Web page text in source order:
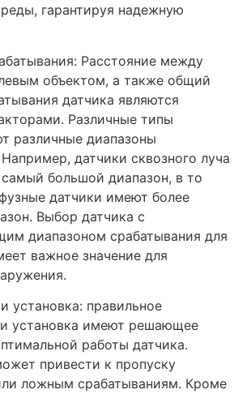
гарантируя надежную
Расстояние между
объектом, а также общий
датчика являются
Различные типы
различные диапазоны
датчики сквозного луча
большой диапазон, в то
датчики имеют более
Выбор датчика с
диапазоном срабатывания для
важное значение для
установка: правильное
установка имеют решающее
работы датчика.
привести к пропуску
ложным срабатываниям. Кроме